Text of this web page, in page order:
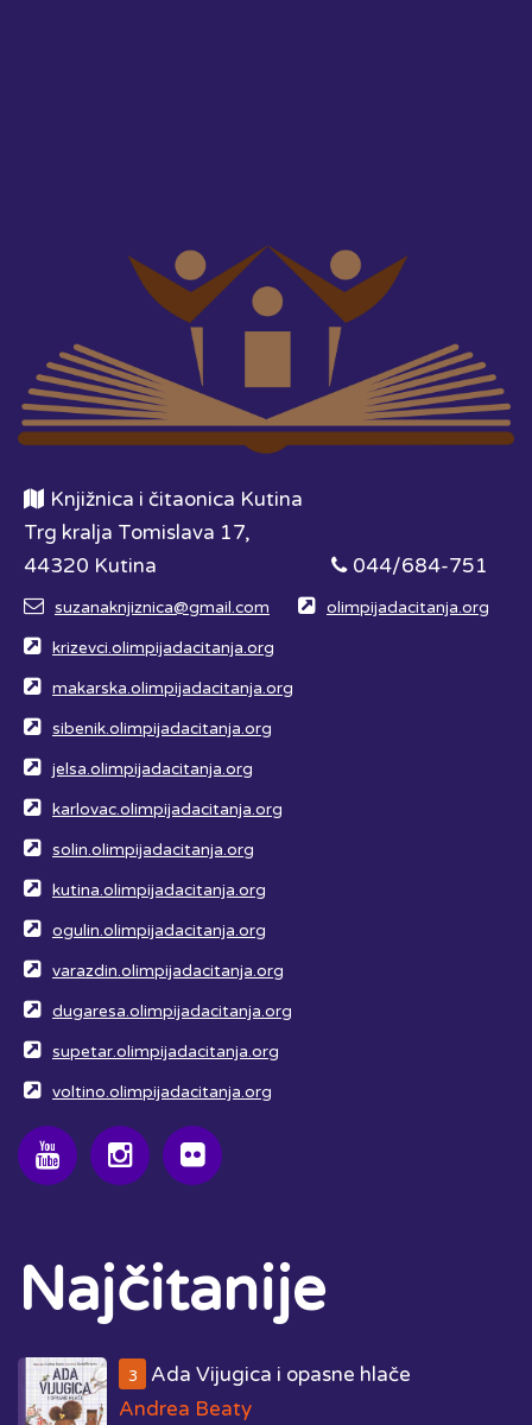
Knjižnica i čitaonica Kutina
Trg kralja Tomislava 17,
44320 Kutina
044/684-751
suzanaknjiznica@gmail.com olimpijadacitanja.org
krizevci.olimpijadacitanja.org
makarska.olimpijadacitanja.org
sibenik.olimpijadacitanja.org
jelsa.olimpijadacitanja.org
karlovac.olimpijadacitanja.org
solin.olimpijadacitanja.org
kutina.olimpijadacitanja.org
ogulin.olimpijadacitanja.org
varazdin.olimpijadacitanja.org
dugaresa.olimpijadacitanja.org
supetar.olimpijadacitanja.org
voltino.olimpijadacitanja.org
Najčitanije
3
Ada Vijugica i opasne hlače
Andrea Beaty